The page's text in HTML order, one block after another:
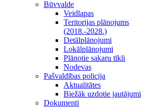
Būvvalde
Veidlapas
Teritorijas plānojums
(2018.-2028.)
Detālplānojumi
Lokālplānojumi
Plānotie sakaru tīkli
Nodevas
Pašvaldības policija
Aktualitātes
Biežāk uzdotie jautājumi
Dokumenti